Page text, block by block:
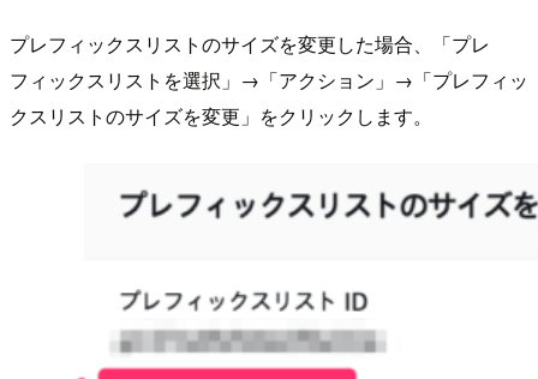
プレフィックスリストのサイズを変更した場合、「プレ
フィックスリストを選択」→「アクション」→「プレフィッ
クスリストのサイズを変更」をクリックします。